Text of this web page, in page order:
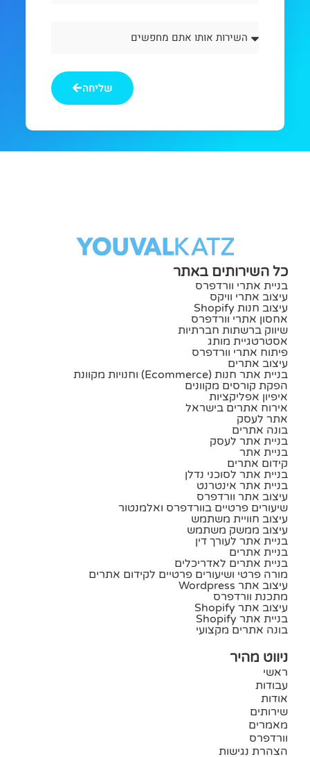
אותו
שליחה
כל השירותים באתר
בניית אתרי וורדפרס
עיצוב אתרי וויקס
עיצוב חנות Shopify
אחסון אתרי וורדפרס
שיווק ברשתות חברתיות
אסטרטגיית מותג
פיתוח אתרי וורדפרס
עיצוב אתרים
בניית אתר חנות (ecommerce) וחנויות מקוונת
הפקת קורסים מקוונים
איפיון אפליקציות
אירוח אתרים בישראל
אתר לעסק
בונה אתרים
בניית אתר לעסק
בניית אתר
קידום אתרים
בניית אתר לסוכני נדלן
בניית אתר אינטרנט
עיצוב אתר וורדפרס
שיעורים פרטיים בוורדפרס ואלמנטור
עיצוב חוויית משתמש
עיצוב ממשק משתמש
בניית אתר לעורך דין
בניית אתרים
בניית אתרים לאדריכלים
מורה פרטי ושיעורים פרטיים לקידום אתרים
עיצוב אתר Wordpress
מתכנת וורדפרס
עיצוב אתר Shopify
בניית אתר Shopify
בונה אתרים מקצועי
ניווט מהיר
ראשי
עבודות
אודות
שירותים
מאמרים
וורדפרס
הצהרת נגישות